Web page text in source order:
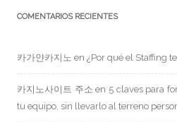
COMENTARIOS RECIENTES
카가얀카지노 en ¿Por qué el Staffing
카지노사이트 주소 en 5 claves para
tu equipo, sin llevarlo al terreno